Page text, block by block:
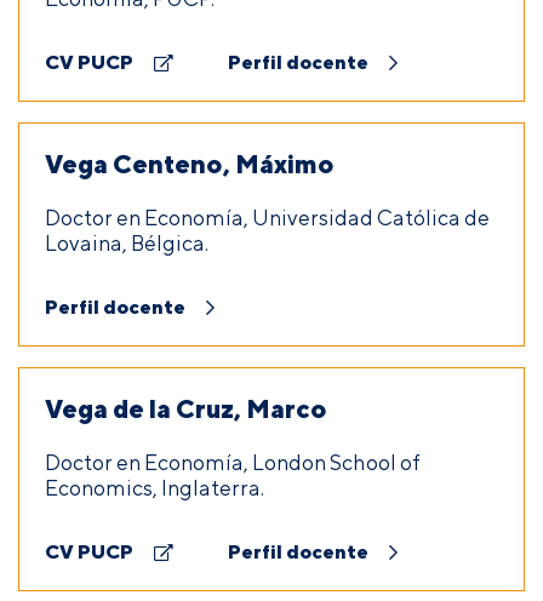
CV PUCP Perfil docente
Vega Centeno, Máximo
Doctor en Economía, Universidad Católica de
Lovaina, Bélgica.
Perfil docente
Vega de la Cruz, Marco
Doctor en Economía, London School of
Economics, Inglaterra.
CV PUCP Perfil docente